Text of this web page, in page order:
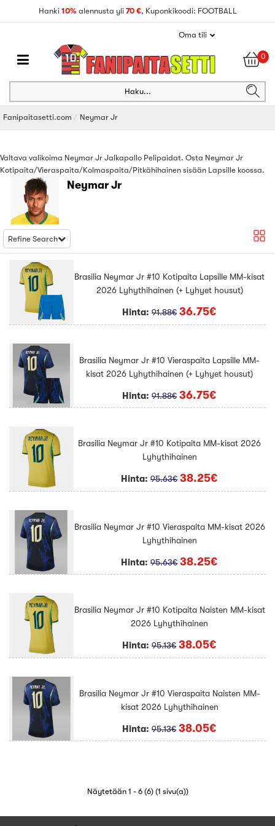
Hanki 10% alennusta yli 70 €, Kuponkikoodi: FOOTBALL
Oma tili
0
Haku...
Fanipaitasetti.com Neymar Jr
Valtava valikoima Neymar Jr Jalkapallo Pelipaidat. Osta Neymar Jr
Kotipaita/Vieraspaita/Kolmaspaita/Pitkähihainen sisään Lapsille koossa.
Neymar Jr
Refine Search
Brasilia Neymar Jr #10 Kotipaita Lapsille MM-kisat
2026 Lyhythihainen (+ Lyhyet housut)
Hinta:91.88€ 36.75€
Brasilia Neymar Jr #10 Vieraspaita Lapsille MM-
kisat 2026 Lyhythihainen (+ Lyhyet housut)
Hinta:91.88€ 36.75€
Brasilia Neymar Jr #10 Kotipaita MM-kisat 2026
Lyhythihainen
Hinta:95.63€ 38.25€
Brasilia Neymar Jr #10 Vieraspaita MM-kisat 2026
Lyhythihainen
Hinta:95.63€ 38.25€
Brasilia Neymar Jr #10 Kotipaita Naisten MM-kisat
2026 Lyhythihainen
Hinta:95.13€ 38.05€
Brasilia Neymar Jr #10 Vieraspaita Naisten MM-
kisat 2026 Lyhythihainen
Hinta:95.13€ 38.05€
Näytetään 1 - 6 (6) (1 sivu(a))